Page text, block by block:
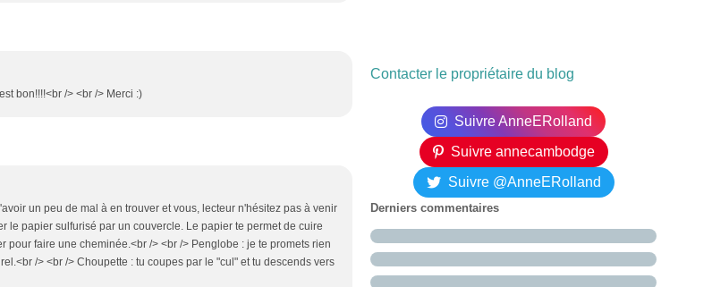
bon!!!!<br /> <br /> Merci :)
un peu de mal à en trouver et vous, lecteur n'hésitez pas à venir
le papier sulfurisé par un couvercle. Le papier te permet de cuire
faire une cheminée.<br /> <br /> Penglobe : je te promets rien
/> <br /> Choupette : tu coupes par le "cul" et tu descends vers
Contacter le propriétaire du blog
Suivre AnneERolland
Suivre annecambodge
Suivre @AnneERolland
Derniers commentaires